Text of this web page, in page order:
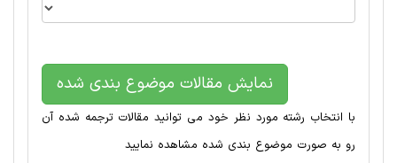
نمایش مقالات موضوع بندی شده
با انتخاب رشته مورد نظر خود می توانید مقالات ترجمه شده آن
رو به صورت موضوع بندی شده مشاهده نمایید